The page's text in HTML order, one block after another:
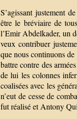
S’agissant justement
être le bréviaire de
l’Emir Abdelkader, un
veux contribuer
que nous continuons
battre contre des
de lui les colonnes
coalisées avec les
n’eut de cesse de
fut réalisé et Antony